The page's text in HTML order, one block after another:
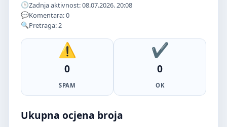
Zadnja aktivnost: 08.07.2026. 20:08
Komentara: 0
Pretraga: 2
0
SPAM
0
OK
Ukupna ocjena broja